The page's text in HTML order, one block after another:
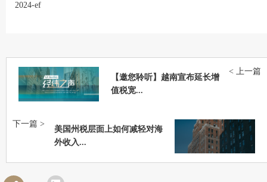
2024-ef
【邀您聆听】越南宣布延长增
值税宽...
< 上一篇
美国州税层面上如何减轻对海
外收入...
下一篇 >